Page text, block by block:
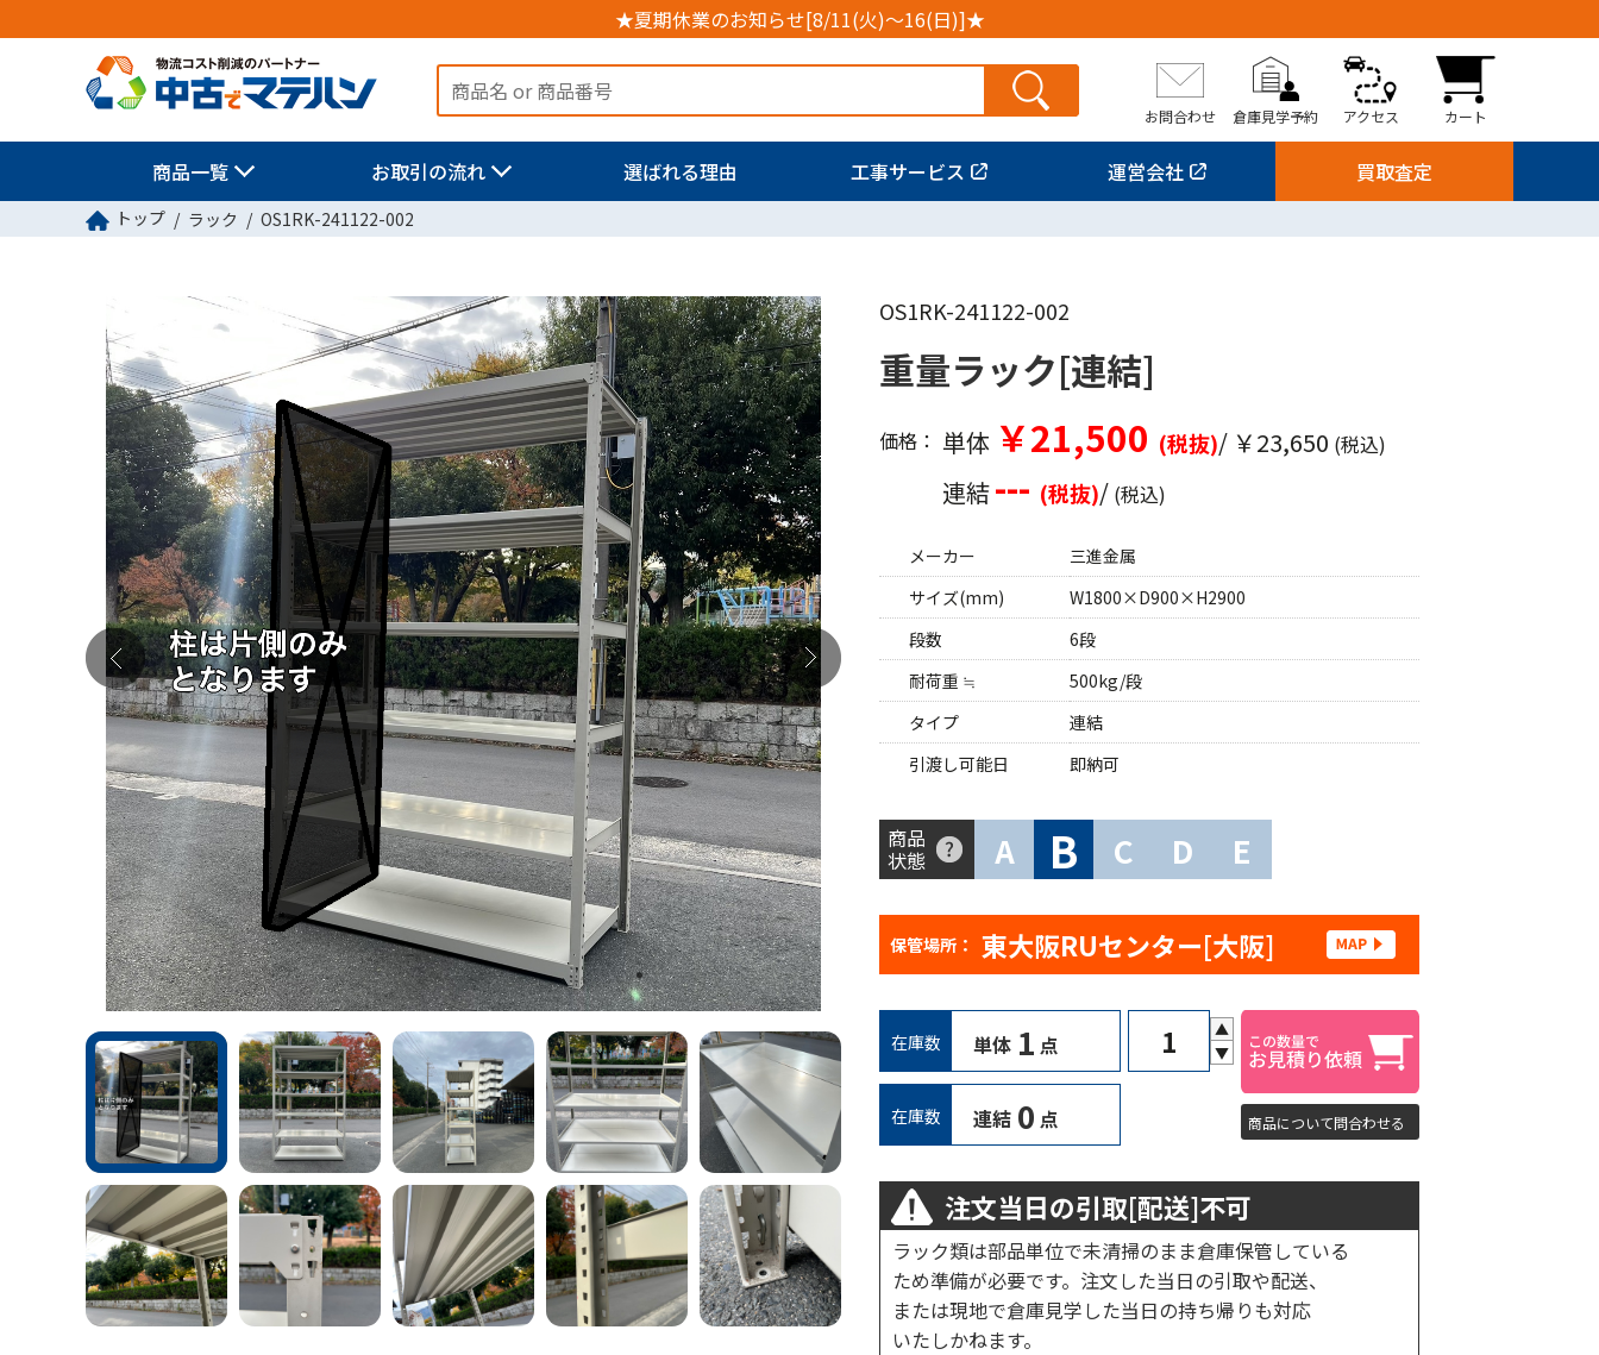
★夏期休業のお知らせ[8/11(火)～16(日)]★
お問合わせ 倉庫見学予約 アクセス カート
商品一覧 お取引の流れ 選ばれる理由 工事サービス 運営会社 買取査定
トップ ラック OS1RK-241122-002
OS1RK-241122-002
重量ラック[連結]
価格： 単体 ￥21,500 (税抜)/ ￥23,650 (税込)
連結--- (税抜)/ (税込)
メーカー
三進金属
サイズ(mm)
W1800×D900×H2900
段数
6段
耐荷重 ≒
500kg/段
タイプ
連結
引渡し可能日
即納可
商品
状態 A B C D E
保管場所： 東大阪RUセンター[大阪]
在庫数 単体 1 点
▲
▼
在庫数 連結 0 点 商品について問合わせる
注文当日の引取[配送]不可
ラック類は部品単位で未清掃のまま倉庫保管している
ため準備が必要です。注文した当日の引取や配送、
または現地で倉庫見学した当日の持ち帰りも対応
いたしかねます。